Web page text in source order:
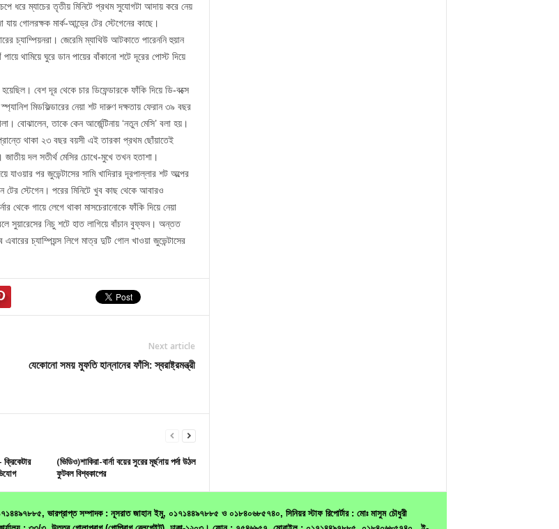
ধরে ম্যাচের তৃতীয় মিনিটে প্রথম সুযোগটা আদায় করে নেয়
গোলরক্ষক মার্ক-আন্ড্রে টের স্টেগেনের কাছে।
চ্যাম্পিয়নরা। জেরেমি ম্যাথিউ আটকাতে পারেননি হুয়ান
থামিয়ে ঘুরে ডান পায়ের বাঁকানো শটে দূরের পোস্ট দিয়ে
বেশ দূর থেকে চার ডিফেন্ডারকে ফাঁকি দিয়ে ডি-বক্সে
মিডফিল্ডারের নেয়া শট দারুণ দক্ষতায় ফেরান ৩৯ বছর
বোঝালেন, তাকে কেন আর্জেন্টিনায় ‘নতুন মেসি’ বলা হয়।
থাকা ২৩ বছর বয়সী এই তারকা প্রথম ছোঁয়াতেই
জাতীয় দল সতীর্থ মেসির চোখে-মুখে তখন হতাশা।
পর জুভেন্টাসের সামি খাদিরার দূরপাল্লার শট অল্পের
টের স্টেগেন। পরের মিনিটে খুব কাছ থেকে আবারও
থেকে গায়ে লেগে থাকা মাসচেরানোকে ফাঁকি দিয়ে নেয়া
সুয়ারেসের নিচু শটে হাত লাগিয়ে বাঁচান বুফ্ফন। অন্তত
চ্যাম্পিয়ন্স লিগে মাত্র দুটি গোল খাওয়া জুভেন্টাসের
Next article
যেকোনো সময় মুফতি হান্নানের ফাঁসি: স্বরাষ্ট্রমন্ত্রী
(ভিডিও)শাকিরা-বার্না বয়ের সুরের মূর্ছনায় পর্দা উঠল
ফুটবল বিশ্বকাপের
ভারপ্রাপ্ত সম্পাদক : নূসরাত জাহান ইমু, ০১৭১৪৪৯৭৮৮৫ ও ০১৮৪০৬৮৫৭৪০, সিনিয়র স্টাফ রিপোর্টার : মোঃ মাসুম চৌধুরী